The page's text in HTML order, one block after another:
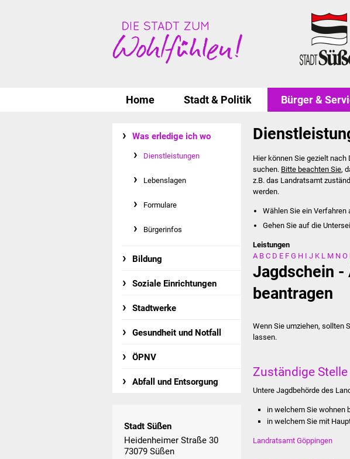
Home Stadt & Politik Bürger &
Was erledige ich wo
Dienstleistungen
Lebenslagen
Formulare
Bürgerinfos
Bildung
Soziale Einrichtungen
Stadtwerke
Gesundheit und Notfall
ÖPNV
Abfall und Entsorgung
Stadt Süßen
Heidenheimer Straße 30
73079 Süßen
Hier können Sie gezielt
suchen. Bitte beachten Sie,
z.B. das Landratsamt
werden.
Wählen Sie ein Verfahren
Gehen Sie auf die
Leistungen
A B C D E F G H I J K L M N O
Jagdschein -
beantragen
Wenn Sie umziehen, sollten
lassen.
Zuständige Stelle
Untere Jagdbehörde des
in welchem Sie wohnen
in welchem Sie mit
Landratsamt Göppingen